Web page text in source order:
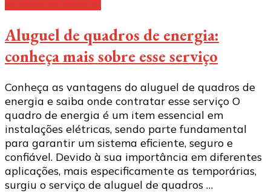
Aluguel de quadros de energia:
conheça mais sobre esse serviço
Conheça as vantagens do aluguel de quadros de
energia e saiba onde contratar esse serviço O
quadro de energia é um item essencial em
instalações elétricas, sendo parte fundamental
para garantir um sistema eficiente, seguro e
confiável. Devido à sua importância em diferentes
aplicações, mais especificamente as temporárias,
surgiu o serviço de aluguel de quadros …